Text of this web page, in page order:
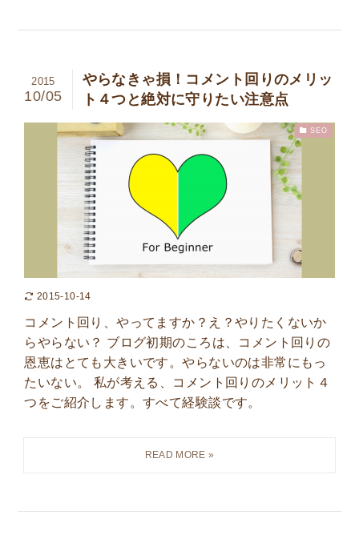
やらなきゃ損！コメント回りのメリッ
ト４つと絶対に守りたい注意点
2015
10/05
SEO
2015-10-14
コメント回り、やってますか？え？やりたくないか
らやらない？ ブログ初期のころは、コメント回りの
恩恵はとても大きいです。やらないのは非常にもっ
たいない。 私が考える、コメント回りのメリット４
つをご紹介します。すべて経験談です。